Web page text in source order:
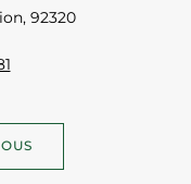
92320